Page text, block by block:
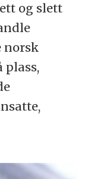
og slett
norsk
plass,